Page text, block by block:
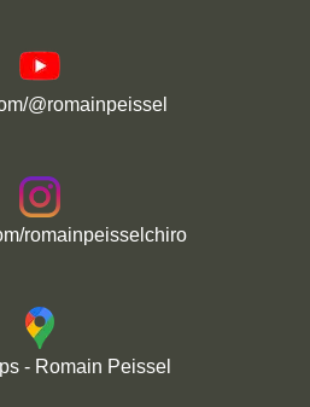
@romainpeissel
romainpeisselchiro
- Romain Peissel